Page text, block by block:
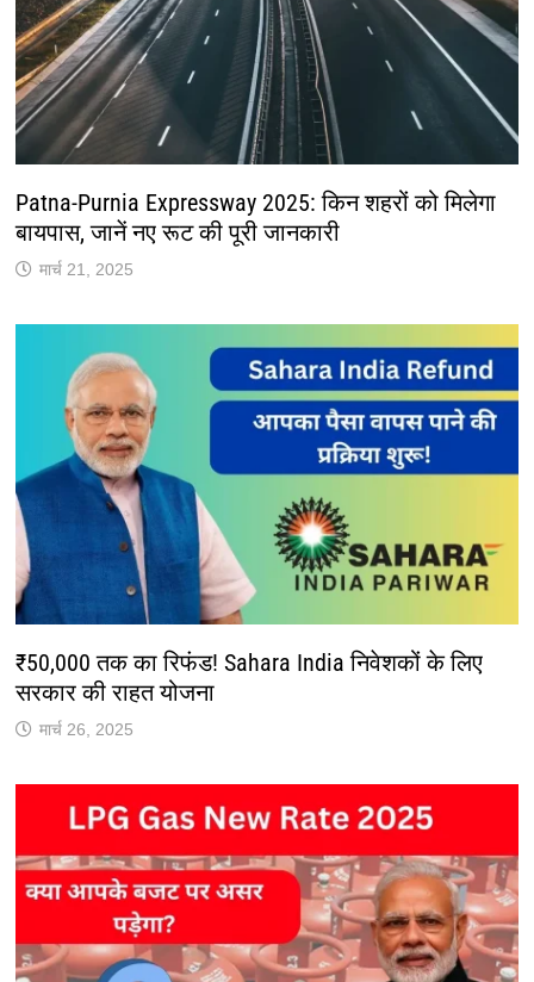
Patna-Purnia Expressway 2025: किन शहरों को मिलेगा
बायपास, जानें नए रूट की पूरी जानकारी
मार्च 21, 2025
₹50,000 तक का रिफंड! Sahara India निवेशकों के लिए
सरकार की राहत योजना
मार्च 26, 2025